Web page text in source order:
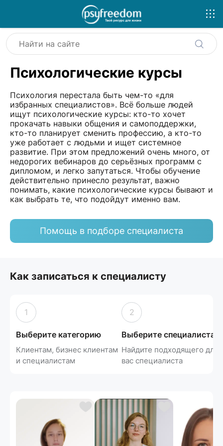
Психологические курсы
Психология перестала быть чем-то «для
избранных специалистов». Всё больше людей
ищут психологические курсы: кто-то хочет
прокачать навыки общения и самоподдержки,
кто-то планирует сменить профессию, а кто-то
уже работает с людьми и ищет системное
развитие. При этом предложений очень много, от
недорогих вебинаров до серьёзных программ с
дипломом, и легко запутаться. Чтобы обучение
действительно принесло результат, важно
понимать, какие психологические курсы бывают и
как выбрать те, что подойдут именно вам.
Помощь в подборе специалиста
Как записаться к специалисту
1
Выберите категорию
Клиентам, бизнес клиентам
и специалистам
2
Выберите специалиста
Найдите подходящего для
вас специалиста